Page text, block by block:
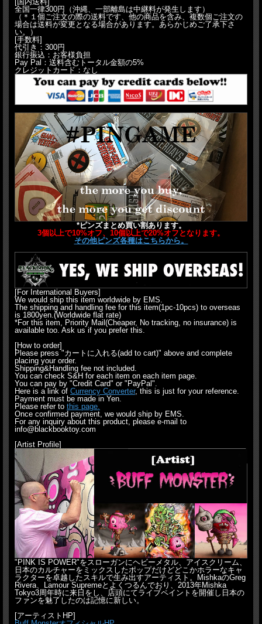
全国一律300円（沖縄、一部離島は中継料が発生します）
（＊１個ご注文の際の送料です、他の商品を含み、複数個ご注文の
場合は送料が変更となる場合があります。あらかじめご了承下さ
い。）
[手数料]
代引き：300円
銀行振込：お客様負担
Pay Pal：送料含むトータル金額の5%
クレジットカード：なし
*ピンズまとめ買い割あります。
3個以上で10%オフ、10個以上で20%オフとなります。
その他ピンズ各種はこちらから。
[For International Buyers]
We would ship this item worldwide by EMS.
The shipping and handling fee for this item(1pc-10pcs) to overseas
is 1800yen.(Worldwide flat rate)
*For this item, Priority Mail(Cheaper, No tracking, no insurance) is
available too. Ask us if you prefer this.
[How to order]
Please press "カートに入れる(add to cart)" above and complete
placing your order.
Shipping&Handling fee not included.
You can check S&H for each item on each item page.
You can pay by "Credit Card" or "PayPal".
Here is a link of Currency Converter, this is just for your reference.
Payment must be made in Yen.
Please refer to this page.
Once confirmed payment, we would ship by EMS.
For any inquiry about this product, please e-mail to
info@blackbooktoy.com
[Artist Profile]
"PINK IS POWER"をスローガンにヘビーメタル、アイスクリーム、
日本のカルチャーをミックスしたポップだけどどこかホラーなキャ
ラクターを卓越したスキルで生み出すアーティスト。MishkaのGreg
Rivera、Lamour Supremeとよくつるんでおり、2013年Mishka
Tokyo3周年時に来日をし、店頭にてライブペイントを開催し日本の
ファンを魅了したのは記憶に新しい。
[アーティストHP]